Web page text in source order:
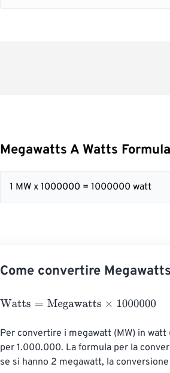
Megawatts A Watts Formula
1 MW x 1000000 = 1000000 watt
Come convertire
Watts= Megawatts×1000000
Per convertire i megawatt (MW) in
per 1.000.000. La formula per la
se si hanno 2 megawatt, la